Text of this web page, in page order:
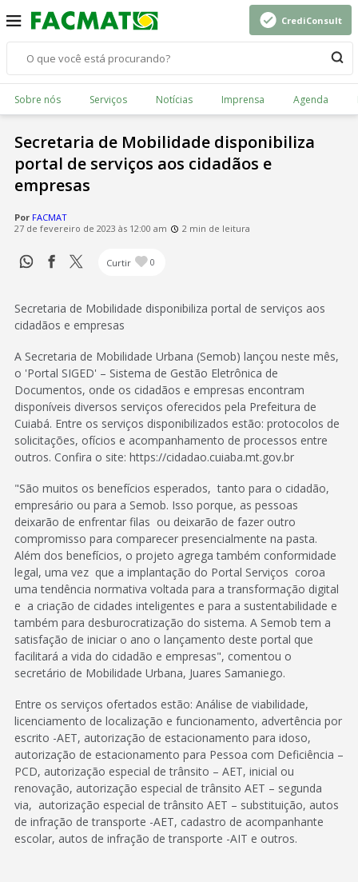
CrediConsult
Sobre nós Serviços Notícias Imprensa Agenda
Secretaria de Mobilidade disponibiliza
portal de serviços aos cidadãos e
empresas
Por FACMAT
27 de fevereiro de 2023 às 12:00 am
2 min de leitura
Curtir 0
Secretaria de Mobilidade disponibiliza portal de serviços aos
cidadãos e empresas
A Secretaria de Mobilidade Urbana (Semob) lançou neste mês,
o 'Portal SIGED' – Sistema de Gestão Eletrônica de
Documentos, onde os cidadãos e empresas encontram
disponíveis diversos serviços oferecidos pela Prefeitura de
Cuiabá. Entre os serviços disponibilizados estão: protocolos de
solicitações, ofícios e acompanhamento de processos entre
outros. Confira o site: https://cidadao.cuiaba.mt.gov.br
"São muitos os benefícios esperados, tanto para o cidadão,
empresário ou para a Semob. Isso porque, as pessoas
deixarão de enfrentar filas ou deixarão de fazer outro
compromisso para comparecer presencialmente na pasta.
Além dos benefícios, o projeto agrega também conformidade
legal, uma vez que a implantação do Portal Serviços coroa
uma tendência normativa voltada para a transformação digital
e a criação de cidades inteligentes e para a sustentabilidade e
também para desburocratização do sistema. A Semob tem a
satisfação de iniciar o ano o lançamento deste portal que
facilitará a vida do cidadão e empresas", comentou o
secretário de Mobilidade Urbana, Juares Samaniego.
Entre os serviços ofertados estão: Análise de viabilidade,
licenciamento de localização e funcionamento, advertência por
escrito -AET, autorização de estacionamento para idoso,
autorização de estacionamento para Pessoa com Deficiência –
PCD, autorização especial de trânsito – AET, inicial ou
renovação, autorização especial de trânsito AET – segunda
via, autorização especial de trânsito AET – substituição, autos
de infração de transporte -AET, cadastro de acompanhante
escolar, autos de infração de transporte -AIT e outros.